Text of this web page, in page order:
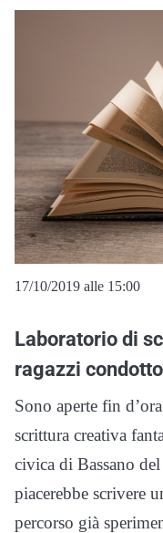
17/10/2019 alle 15:00
Laboratorio di
ragazzi
Sono aperte fin
scrittura creativa
civica di Bassano
piacerebbe scrivere
percorso già